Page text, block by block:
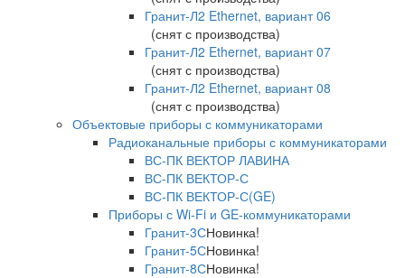
Гранит-Л2 Ethernet, вариант 06
(снят с производства)
Гранит-Л2 Ethernet, вариант 07
(снят с производства)
Гранит-Л2 Ethernet, вариант 08
(снят с производства)
Объектовые приборы с коммуникаторами
Радиоканальные приборы с коммуникаторами
ВС-ПК ВЕКТОР ЛАВИНА
ВС-ПК ВЕКТОР-С
ВС-ПК ВЕКТОР-С(GE)
Приборы с Wi-Fi и GE-коммуникаторами
Гранит-3СНовинка!
Гранит-5СНовинка!
Гранит-8СНовинка!